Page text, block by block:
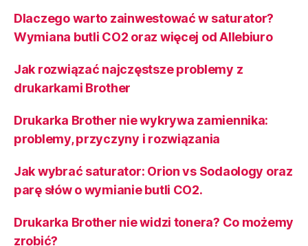
Dlaczego warto zainwestować w saturator?
Wymiana butli CO2 oraz więcej od Allebiuro
Jak rozwiązać najczęstsze problemy z
drukarkami Brother
Drukarka Brother nie wykrywa zamiennika:
problemy, przyczyny i rozwiązania
Jak wybrać saturator: Orion vs Sodaology oraz
parę słów o wymianie butli CO2.
Drukarka Brother nie widzi tonera? Co możemy
zrobić?